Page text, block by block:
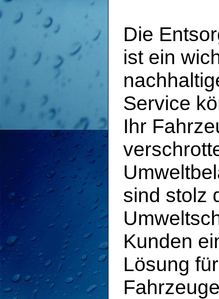
Die
ist ein
Service
Ihr
sind stolz
Kunden
Lösung